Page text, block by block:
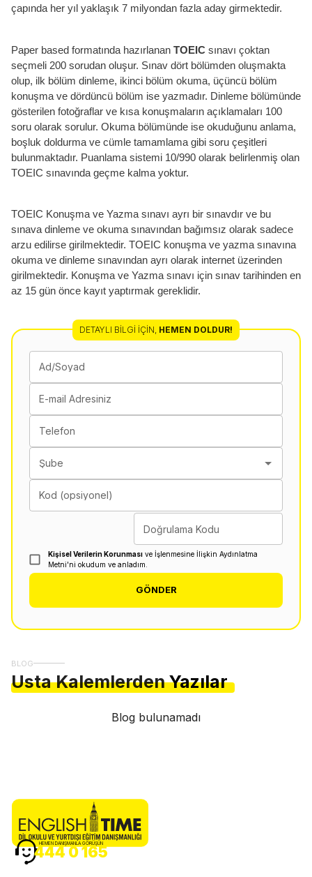
çapında her yıl yaklaşık 7 milyondan fazla aday girmektedir.
Paper based formatında hazırlanan TOEIC sınavı çoktan
seçmeli 200 sorudan oluşur. Sınav dört bölümden oluşmakta
olup, ilk bölüm dinleme, ikinci bölüm okuma, üçüncü bölüm
konuşma ve dördüncü bölüm ise yazmadır. Dinleme bölümünde
gösterilen fotoğraflar ve kısa konuşmaların açıklamaları 100
soru olarak sorulur. Okuma bölümünde ise okuduğunu anlama,
boşluk doldurma ve cümle tamamlama gibi soru çeşitleri
bulunmaktadır. Puanlama sistemi 10/990 olarak belirlenmiş olan
TOEIC sınavında geçme kalma yoktur.
TOEIC Konuşma ve Yazma sınavı ayrı bir sınavdır ve bu
sınava dinleme ve okuma sınavından bağımsız olarak sadece
arzu edilirse girilmektedir. TOEIC konuşma ve yazma sınavına
okuma ve dinleme sınavından ayrı olarak internet üzerinden
girilmektedir. Konuşma ve Yazma sınavı için sınav tarihinden en
az 15 gün önce kayıt yaptırmak gereklidir.
DETAYLI BILGI İÇIN HEMEN DOLDUR!
Ad/Soyad
E-mail Adresiniz
Telefon
Şube
Kod (opsiyonel)
Doğrulama Kodu
Kişisel Verilerin Korunması ve İşlenmesine İlişkin Aydınlatma
Metni'ni okudum ve anladım.
GÖNDER
BLOG
Usta Kalemlerden Yazılar
Blog bulunamadı
HEMEN DANIŞMANLA GÖRÜŞÜN
444 0 165